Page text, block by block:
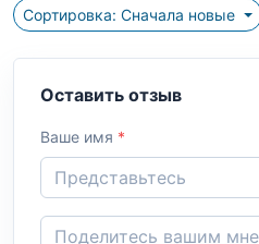
Сортировка: Сначала новые
Оставить отзыв
Ваше имя *